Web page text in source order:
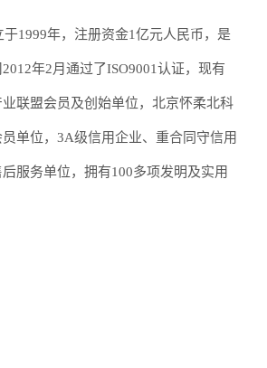
年，注册资金1亿元人民币，是
年2月通过了ISO9001认证，现有
联盟会员及创始单位，北京怀柔北科
单位，3A级信用企业、重合同守信用
服务单位，拥有100多项发明及实用